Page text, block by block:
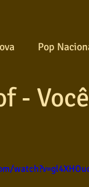
Pop
Reggae Jazz
-